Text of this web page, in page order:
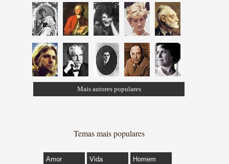
Mais autores populares
Temas mais populares
Amor Vida Homem